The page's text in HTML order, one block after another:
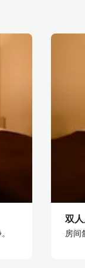
双
房间